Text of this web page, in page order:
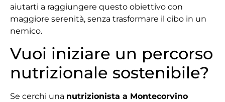
aiutarti a raggiungere questo obiettivo con
maggiore serenità, senza trasformare il cibo in un
nemico.
Vuoi iniziare un percorso
nutrizionale sostenibile?
Se cerchi una nutrizionista a Montecorvino